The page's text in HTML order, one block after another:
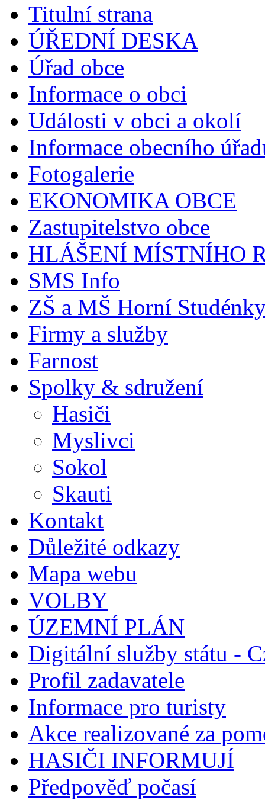
Titulní strana
ÚŘEDNÍ DESKA
Úřad obce
Informace o obci
Události v obci a okolí
Informace obecního
Fotogalerie
EKONOMIKA OBCE
Zastupitelstvo obce
HLÁŠENÍ MÍSTNÍHO
SMS Info
ZŠ a MŠ Horní
Firmy a služby
Farnost
Spolky & sdružení
Hasiči
Myslivci
Sokol
Skauti
Kontakt
Důležité odkazy
Mapa webu
VOLBY
ÚZEMNÍ PLÁN
Digitální služby státu -
Profil zadavatele
Informace pro turisty
Akce realizované za
HASIČI INFORMUJÍ
Předpověď počasí